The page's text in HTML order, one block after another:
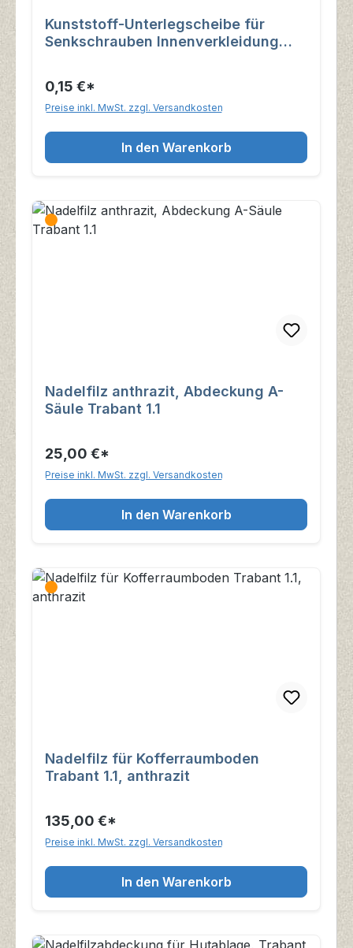
Kunststoff-Unterlegscheibe für
Senkschrauben Innenverkleidung
0,15 €*
Preise inkl. MwSt. zzgl. Versandkosten
In den Warenkorb
Nadelfilz anthrazit, Abdeckung A-
Säule Trabant 1.1
25,00 €*
Preise inkl. MwSt. zzgl. Versandkosten
In den Warenkorb
Nadelfilz für Kofferraumboden
Trabant 1.1, anthrazit
135,00 €*
Preise inkl. MwSt. zzgl. Versandkosten
In den Warenkorb